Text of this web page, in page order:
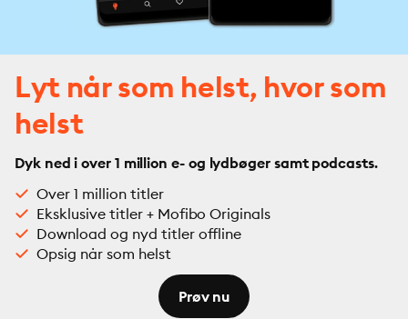
Lyt når som helst, hvor som
helst
Dyk ned i over 1 million e- og lydbøger samt podcasts.
Over 1 million titler
Eksklusive titler + Mofibo Originals
Download og nyd titler offline
Opsig når som helst
Prøv nu